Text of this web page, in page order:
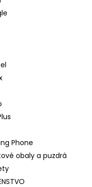
Phone
obaly a puzdrá